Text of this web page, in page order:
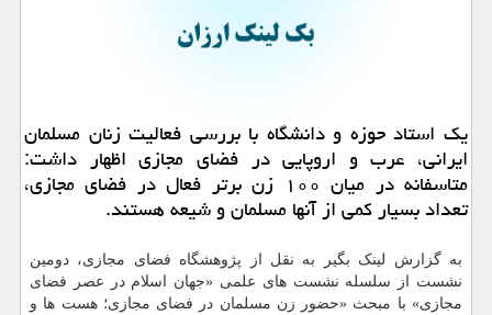
یک استاد حوزه و دانشگاه با بررسی فعالیت زنان مسلمان
ایرانی، عرب و اروپایی در فضای مجازی اظهار داشت:
متاسفانه در میان ۱۰۰ زن برتر فعال در فضای مجازی،
تعداد بسیار کمی از آنها مسلمان و شیعه هستند.
به گزارش لینک بگیر به نقل از پژوهشگاه فضای مجازی، دومین
نشست از سلسله نشست های علمی «جهان اسلام در عصر فضای
مجازی» با مبحث «حضور زن مسلمان در فضای مجازی؛ هست ها و